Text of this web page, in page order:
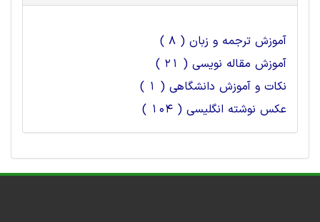
آموزش ترجمه و زبان ( 8 )
آموزش مقاله نویسی ( 21 )
نکات و آموزش دانشگاهی ( 1 )
عکس نوشته انگلیسی ( 104 )